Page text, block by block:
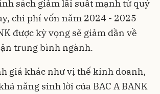
sách giảm lãi suất mạnh từ quý
chi phí vốn năm 2024 - 2025
được kỳ vọng sẽ giảm dần về
trung bình ngành.
giá khác như vị thế kinh doanh,
năng sinh lời của BAC A BANK